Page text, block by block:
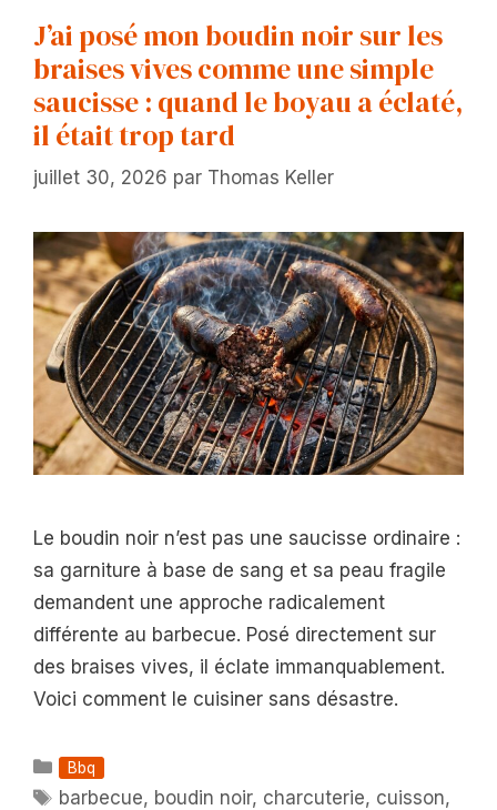
J’ai posé mon boudin noir sur les
braises vives comme une simple
saucisse : quand le boyau a éclaté,
il était trop tard
juillet 30, 2026 par Thomas Keller
Le boudin noir n’est pas une saucisse ordinaire :
sa garniture à base de sang et sa peau fragile
demandent une approche radicalement
différente au barbecue. Posé directement sur
des braises vives, il éclate immanquablement.
Voici comment le cuisiner sans désastre.
Catégories
Bbq
Étiquettes
barbecue, boudin noir, charcuterie, cuisson,